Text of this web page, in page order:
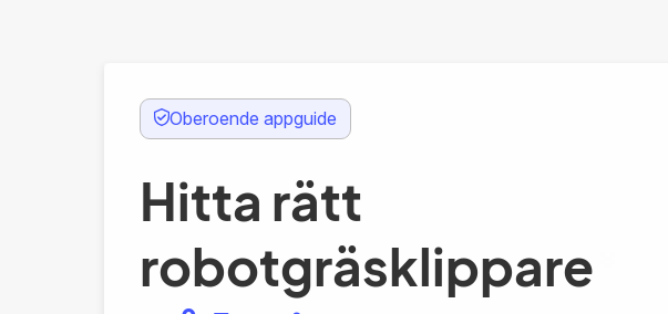
Oberoende appguide
Hitta rätt
robotgräsklippare